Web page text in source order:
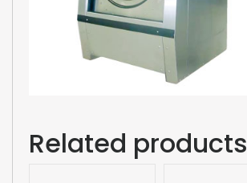
Related products